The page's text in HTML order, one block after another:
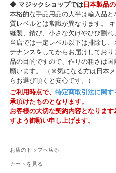
◆ マジックショップでは日本製品
本格的な手品用品の大半は輸入品
質レベルとは常識が異なります。
縫製、錆び、小さな欠けやひび割れ
当店では一定レベル以下は排除し
テナンスをしてからお届けしてお
品の目的ですので、作りの粗さは
願います。 （※気になる方は日本
らお選び頂くと安心です。）
ご利用時点で、 特定商取引法に関す
承頂けたものとなります。
お客様の大切な契約内容となりま
すよう御願い申し上げます。
お店のトップへ戻る
カートを見る